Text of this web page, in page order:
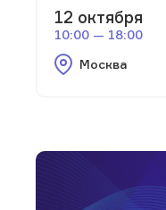
12 октября
10:00 — 18:00
Москва